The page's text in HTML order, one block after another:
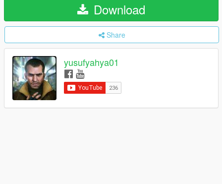
Download
Share
yusufyahya01